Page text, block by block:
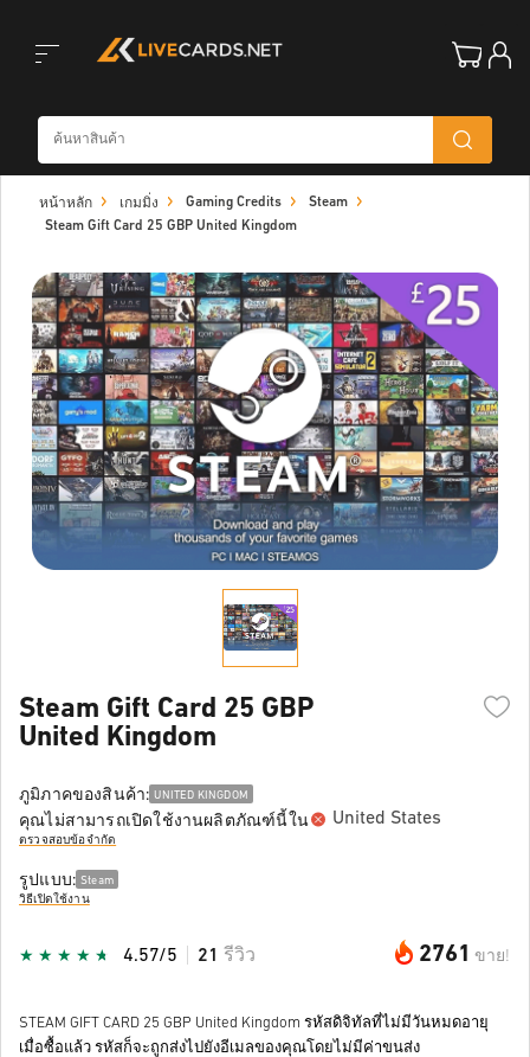
navigation
หน้าหลัก เกมมิ่ง Gaming Credits
Steam
Steam Gift Card 25 GBP United Kingdom
Steam Gift Card 25 GBP
United Kingdom
ภูมิภาคของสินค้า: UNITED KINGDOM
คุณไม่สามารถเปิดใช้งานผลิตภัณฑ์นี้ใน United States
ตรวจสอบข้อจำกัด
รูปแบบ: Steam
วิธีเปิดใช้งาน
2761 ขาย!
4.57/5 21 รีวิว
STEAM GIFT CARD 25 GBP United Kingdom รหัสดิจิทัลที่ไม่มีวันหมดอายุ
เมื่อซื้อแล้ว รหัสก็จะถูกส่งไปยังอีเมลของคุณโดยไม่มีค่าขนส่ง